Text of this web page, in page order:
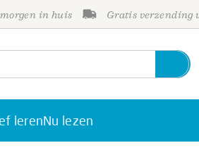
in huis Gratis verzending
lerenNu lezen